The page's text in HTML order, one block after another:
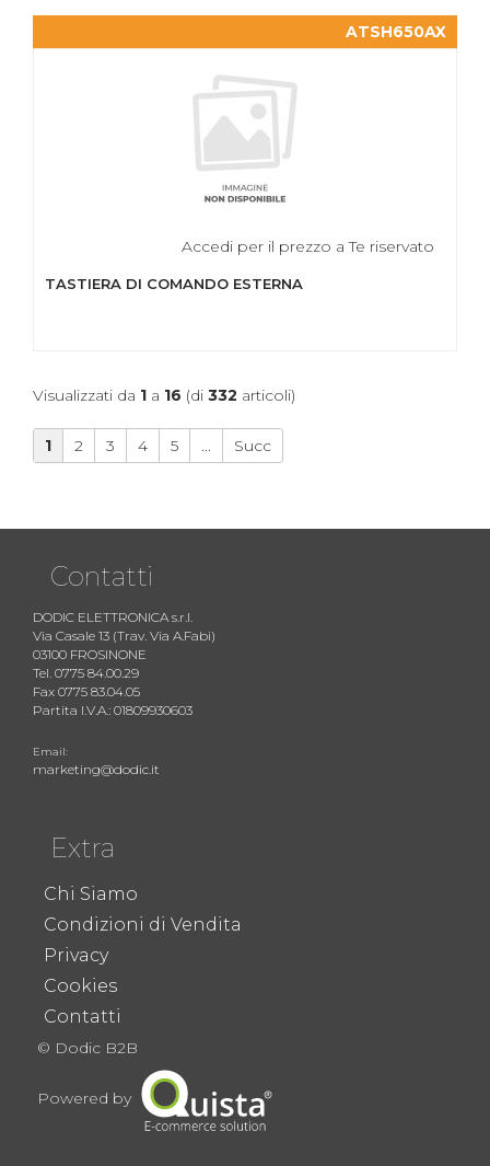
ATSH650AX
Accedi per il prezzo a Te riservato
TASTIERA DI COMANDO ESTERNA
Visualizzati da 1 a 16 (di 332 articoli)
1 2 3 4 5 ... Succ
Contatti
DODIC ELETTRONICA s.r.l.
Via Casale 13 (Trav. Via A.Fabi)
03100 FROSINONE
Tel. 0775 84.00.29
Fax 0775 83.04.05
Partita I.V.A.: 01809930603
Email:
marketing@dodic.it
Extra
Chi Siamo
Condizioni di Vendita
Privacy
Cookies
Contatti
© Dodic B2B
Powered by